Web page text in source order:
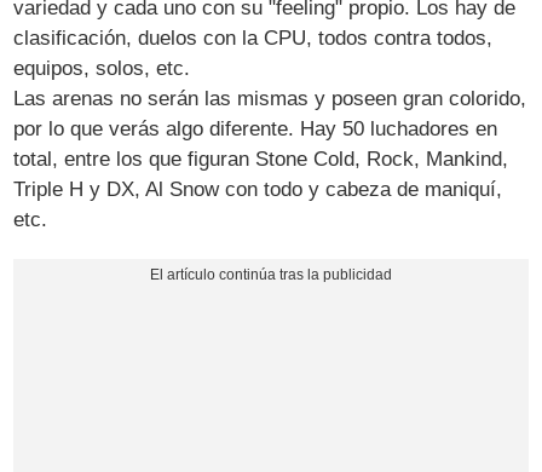
variedad y cada uno con su "feeling" propio. Los hay de
clasificación, duelos con la CPU, todos contra todos,
equipos, solos, etc.
Las arenas no serán las mismas y poseen gran colorido,
por lo que verás algo diferente. Hay 50 luchadores en
total, entre los que figuran Stone Cold, Rock, Mankind,
Triple H y DX, Al Snow con todo y cabeza de maniquí,
etc.